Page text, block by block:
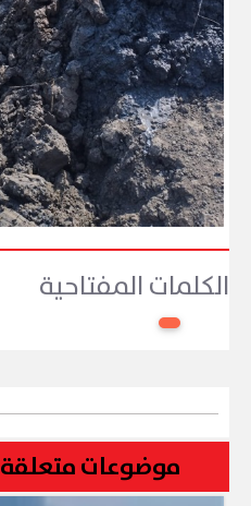
الكلمات المفتاحية
موضوعات متعلقة